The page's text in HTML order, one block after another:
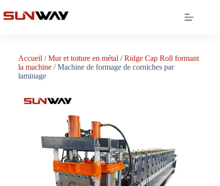
Accueil /Mur et toiture en métal /Ridge Cap Roll formant
la machine/ Machine de formage de corniches par
laminage